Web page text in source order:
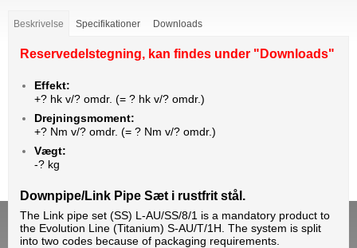
Beskrivelse Specifikationer Downloads
Reservedelstegning, kan findes under " Downloads"
Effekt:
+? hk v/? omdr. (= ? hk v/? omdr.)
Drejningsmoment:
+? Nm v/? omdr. (= ? Nm v/? omdr.)
Vægt:
-? kg
Downpipe/Link Pipe Sæt i rustfrit stål.
The Link pipe set (SS) L-AU/SS/8/1 is a mandatory product to
the Evolution Line (Titanium) S-AU/T/1H. The system is split
into two codes because of packaging requirements.